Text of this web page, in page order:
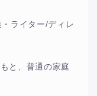
ライター/ディレ
と、普通の家庭